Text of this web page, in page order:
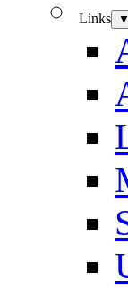
Links ▼